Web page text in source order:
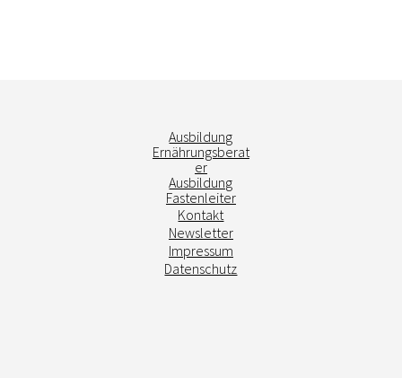
Ausbildung
Ernährungsberat
er
Ausbildung
Fastenleiter
Kontakt
Newsletter
Impressum
Datenschutz